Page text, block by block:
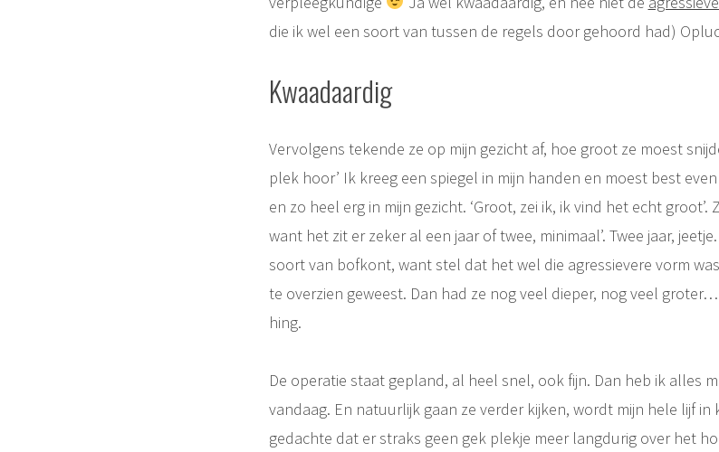
die ik wel een soort van tussen de regels door gehoord had)
Kwaadaardig
Vervolgens tekende ze op mijn gezicht af, hoe groot ze moest
plek hoor’ Ik kreeg een spiegel in mijn handen en moest best
en zo heel erg in mijn gezicht. ‘Groot, zei ik, ik vind het echt
want het zit er zeker al een jaar of twee, minimaal’. Twee jaar,
soort van bofkont, want stel dat het wel die agressievere vorm
te overzien geweest. Dan had ze nog veel dieper, nog veel
hing.
De operatie staat gepland, al heel snel, ook fijn. Dan heb ik alles
vandaag. En natuurlijk gaan ze verder kijken, wordt mijn hele lijf
gedachte dat er straks geen gek plekje meer langdurig over het